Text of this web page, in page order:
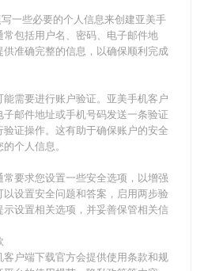
一些必要的个人信息来创建亚美手
常包括用户名、密码、电子邮件地
准确完整的信息，以确保顺利完成
需要进行账户验证。 亚美手机客户
邮件地址或手机号码发送一条验证
证操作。这有助于确保账户的安全
个人信息。
常要求您设置一些安全选项，以增强
设置安全问题和答案，启用两步验
设置相关选项，并妥善保管相关信
客户端下载官方会提供使用条款和规